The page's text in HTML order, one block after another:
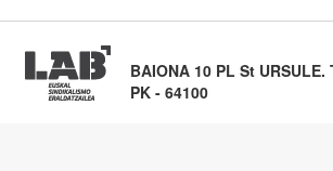
BAIONA 10 PL St
PK - 64100